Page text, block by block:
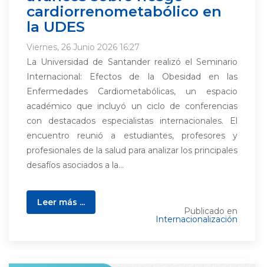
cardiorrenometabólico en
la UDES
Viernes, 26 Junio 2026 16:27
La Universidad de Santander realizó el Seminario
Internacional: Efectos de la Obesidad en las
Enfermedades Cardiometabólicas, un espacio
académico que incluyó un ciclo de conferencias
con destacados especialistas internacionales. El
encuentro reunió a estudiantes, profesores y
profesionales de la salud para analizar los principales
desafíos asociados a la...
Leer más ...
Publicado en
Internacionalización